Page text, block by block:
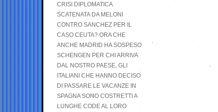
CRISI DIPLOMATICA
SCATENATA DA MELONI
CONTRO SANCHEZ PER IL
CASO CEUTA? ORA CHE
ANCHE MADRID HA SOSPESO
SCHENGEN PER CHI ARRIVA
DAL NOSTRO PAESE, GLI
ITALIANI CHE HANNO DECISO
DI PASSARE LE VACANZE IN
SPAGNA SONO COSTRETTI A
LUNGHE CODE AL LORO